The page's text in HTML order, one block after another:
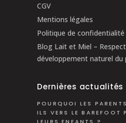
CGV
Mentions légales
Politique de confidentialité
Blog Lait et Miel –
développement naturel du
Dernières actualités
POURQUOI LES
ILS VERS LE BAREFOOT
LEURS ENFANTS ?